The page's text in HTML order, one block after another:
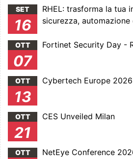
SET
16
RHEL: trasforma la tua
sicurezza,
OTT
07
Fortinet Security Day -
OTT
13
Cybertech Europe 2026
OTT
21
CES Unveiled Milan
OTT NetEye Conference